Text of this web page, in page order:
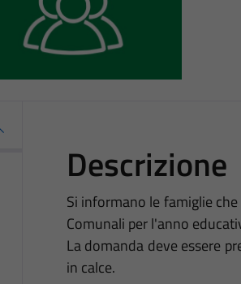
Descrizione
Si informano le famiglie
Comunali per l'anno
La domanda deve essere
in calce.